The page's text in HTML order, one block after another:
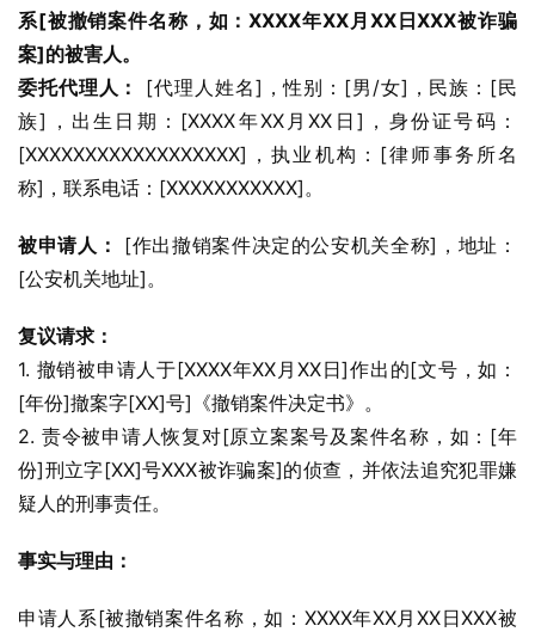
系[被撤销案件名称，如：XXXX年XX月XX日XXX被诈骗
案]的被害人。
委托代理人：
[代理人姓名]，性别：[男/女]，民族：[民
族]，出生日期：[XXXX年XX月XX日]，身份证号码：
[XXXXXXXXXXXXXXXXXX]，执业机构：[律师事务所名
称]，联系电话：[XXXXXXXXXXX]。
被申请人：
[作出撤销案件决定的公安机关全称]，地址：
[公安机关地址]。
复议请求：
1. 撤销被申请人于[XXXX年XX月XX日]作出的[文号，如：
[年份]撤案字[XX]号]《撤销案件决定书》。
2. 责令被申请人恢复对[原立案案号及案件名称，如：[年
份]刑立字[XX]号XXX被诈骗案]的侦查，并依法追究犯罪嫌
疑人的刑事责任。
事实与理由：
申请人系[被撤销案件名称，如：XXXX年XX月XX日XXX被